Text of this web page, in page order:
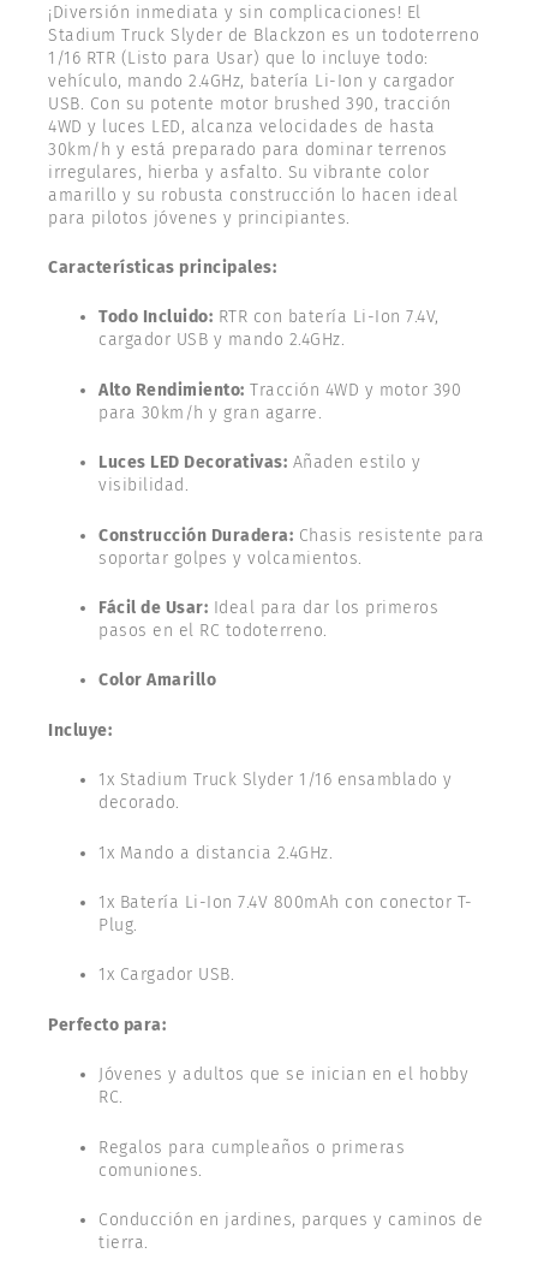
¡Diversión inmediata y sin complicaciones! El
Stadium Truck Slyder de Blackzon es un todoterreno
1/16 RTR (Listo para Usar) que lo incluye todo:
vehículo, mando 2.4GHz, batería Li-Ion y cargador
USB. Con su potente motor brushed 390, tracción
4WD y luces LED, alcanza velocidades de hasta
30km/h y está preparado para dominar terrenos
irregulares, hierba y asfalto. Su vibrante color
amarillo y su robusta construcción lo hacen ideal
para pilotos jóvenes y principiantes.
Características principales:
Todo Incluido: RTR con batería Li-Ion 7.4V,
cargador USB y mando 2.4GHz.
Alto Rendimiento: Tracción 4WD y motor 390
para 30km/h y gran agarre.
Luces LED Decorativas: Añaden estilo y
visibilidad.
Construcción Duradera: Chasis resistente para
soportar golpes y volcamientos.
Fácil de Usar: Ideal para dar los primeros
pasos en el RC todoterreno.
Color Amarillo
Incluye:
1x Stadium Truck Slyder 1/16 ensamblado y
decorado.
1x Mando a distancia 2.4GHz.
1x Batería Li-Ion 7.4V 800mAh con conector T-
Plug.
1x Cargador USB.
Perfecto para:
Jóvenes y adultos que se inician en el hobby
RC.
Regalos para cumpleaños o primeras
comuniones.
Conducción en jardines, parques y caminos de
tierra.